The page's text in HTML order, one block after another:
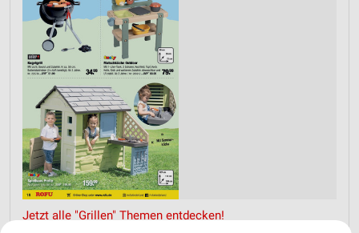
Jetzt alle "Grillen" Themen entdecken!